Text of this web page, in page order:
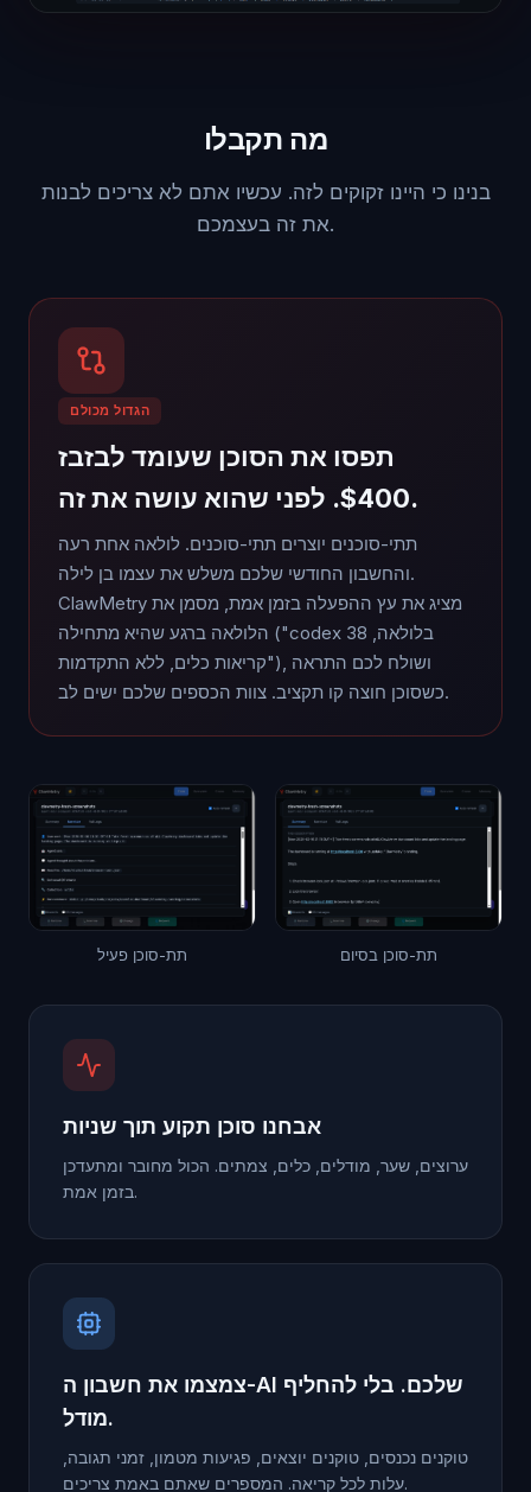
מה תקבלו
בנינו כי היינו זקוקים לזה. עכשיו אתם לא צריכים לבנות
את זה בעצמכם.
הגדול מכולם
תפסו את הסוכן שעומד לבזבז
$400. לפני שהוא עושה את זה.
תתי-סוכנים יוצרים תתי-סוכנים. לולאה אחת רעה
והחשבון החודשי שלכם משלש את עצמו בן לילה.
ClawMetry מציג את עץ ההפעלה בזמן אמת, מסמן את
הלולאה ברגע שהיא מתחילה ("codex בלולאה, 38
קריאות כלים, ללא התקדמות"), ושולח לכם התראה
כשסוכן חוצה קו תקציב. צוות הכספים שלכם ישים לב.
תת-סוכן פעיל תת-סוכן בסיום
אבחנו סוכן תקוע תוך שניות
ערוצים, שער, מודלים, כלים, צמתים. הכול מחובר ומתעדכן
בזמן אמת.
צמצמו את חשבון ה-AI שלכם. בלי להחליף
מודל.
טוקנים נכנסים, טוקנים יוצאים, פגיעות מטמון, זמני תגובה,
עלות לכל קריאה. המספרים שאתם באמת צריכים.